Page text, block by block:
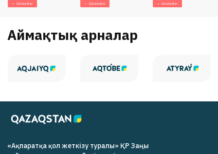
Онлайн Онлайн Онлайн
Аймақтық арналар
«Ақпаратқа қол жеткізу туралы» ҚР Заңы